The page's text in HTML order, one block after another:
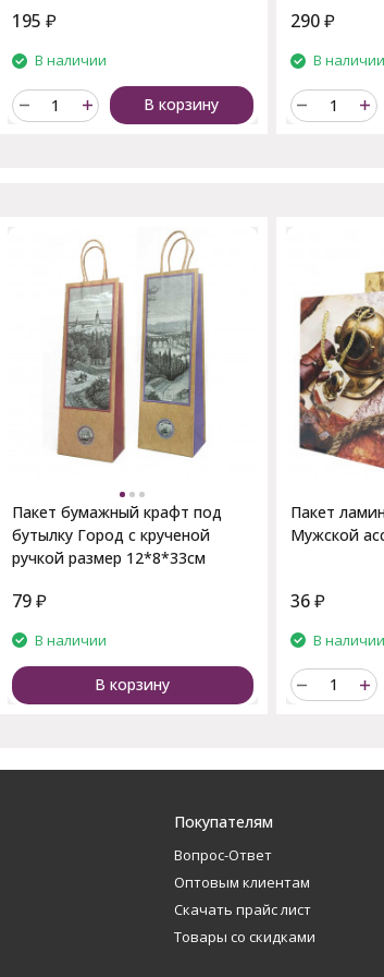
195 ₽
В наличии
В корзину
290₽
В наличии
Пакет бумажный крафт под
бутылку Город с крученой
ручкой размер 12*8*33см
79₽
В наличии
В корзину
Пакет
Мужской
36₽
В наличии
Покупателям
Вопрос-Ответ
Оптовым клиентам
Скачать прайс лист
Товары со скидками